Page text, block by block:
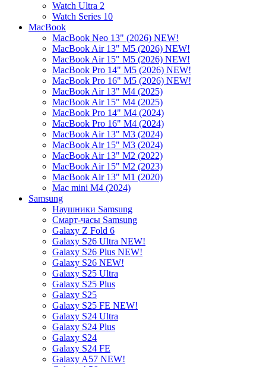
Watch Ultra 2
Watch Series 10
MacBook
MacBook Neo 13" (2026) NEW!
MacBook Air 13" M5 (2026) NEW!
MacBook Air 15" M5 (2026) NEW!
MacBook Pro 14" M5 (2026) NEW!
MacBook Pro 16" M5 (2026) NEW!
MacBook Air 13" M4 (2025)
MacBook Air 15" M4 (2025)
MacBook Pro 14" M4 (2024)
MacBook Pro 16" M4 (2024)
MacBook Air 13" M3 (2024)
MacBook Air 15" M3 (2024)
MacBook Air 13" M2 (2022)
MacBook Air 15" M2 (2023)
MacBook Air 13" M1 (2020)
Mac mini M4 (2024)
Samsung
Наушники Samsung
Смарт-часы Samsung
Galaxy Z Fold 6
Galaxy S26 Ultra NEW!
Galaxy S26 Plus NEW!
Galaxy S26 NEW!
Galaxy S25 Ultra
Galaxy S25 Plus
Galaxy S25
Galaxy S25 FE NEW!
Galaxy S24 Ultra
Galaxy S24 Plus
Galaxy S24
Galaxy S24 FE
Galaxy A57 NEW!